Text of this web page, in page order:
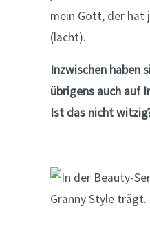
mein Gott, der hat
(lacht).
Inzwischen haben
übrigens auch auf
Ist das nicht